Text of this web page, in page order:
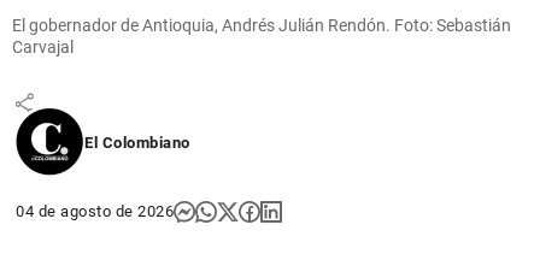
sus
acciones
share
El gobernador de Antioquia, Andrés Julián Rendón. Foto: Sebastián
Carvajal
El Colombiano
04 de agosto de 2026